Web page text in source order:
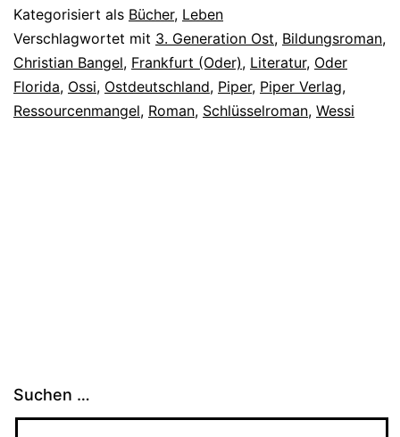
Kategorisiert als Bücher, Leben
Verschlagwortet mit 3. Generation Ost, Bildungsroman,
Christian Bangel, Frankfurt (Oder), Literatur, Oder
Florida, Ossi, Ostdeutschland, Piper, Piper Verlag,
Ressourcenmangel, Roman, Schlüsselroman, Wessi
Suchen …